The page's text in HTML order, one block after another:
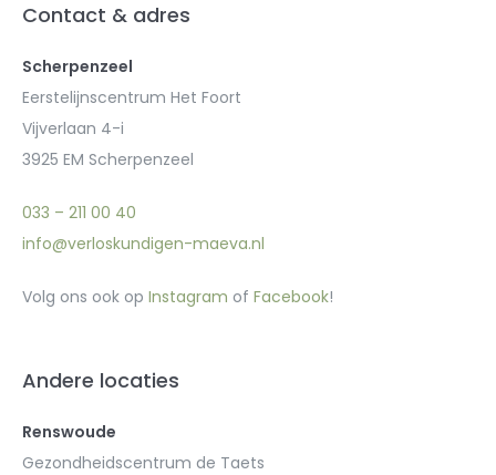
Contact & adres
Scherpenzeel
Eerstelijnscentrum Het Foort
Vijverlaan 4-i
3925 EM Scherpenzeel
033 – 211 00 40
info@verloskundigen-maeva.nl
Volg ons ook op Instagram of Facebook!
Andere locaties
Renswoude
Gezondheidscentrum de Taets